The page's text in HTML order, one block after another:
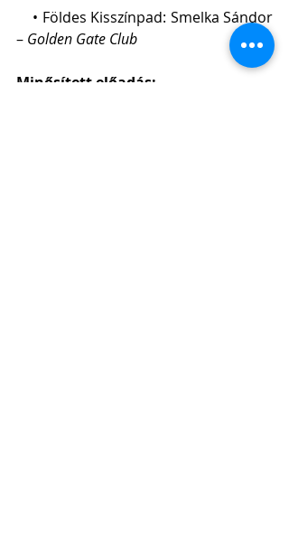
– Golden Gate Club
Minősített előadás: